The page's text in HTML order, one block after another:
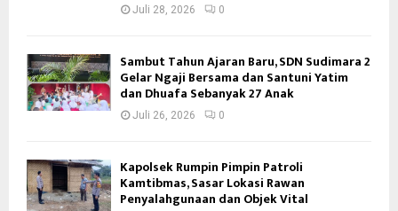
Juli 28, 2026 0
Sambut Tahun Ajaran Baru, SDN Sudimara 2
Gelar Ngaji Bersama dan Santuni Yatim
dan Dhuafa Sebanyak 27 Anak
Juli 26, 2026 0
Kapolsek Rumpin Pimpin Patroli
Kamtibmas, Sasar Lokasi Rawan
Penyalahgunaan dan Objek Vital